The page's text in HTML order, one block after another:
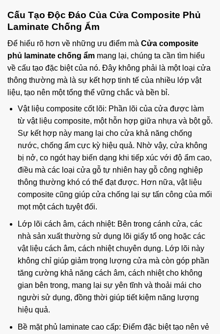
Cấu Tạo Độc Đáo Của Cửa Composite Phủ
Laminate Chống Ẩm
Để hiểu rõ hơn về những ưu điểm mà Cửa composite
phủ laminate chống ẩm mang lại, chúng ta cần tìm hiểu
về cấu tạo đặc biệt của nó. Đây không phải là một loại cửa
thông thường mà là sự kết hợp tinh tế của nhiều lớp vật
liệu, tạo nên một tổng thể vững chắc và bền bỉ.
Vật liệu composite cốt lõi: Phần lõi của cửa được làm
từ vật liệu composite, một hỗn hợp giữa nhựa và bột gỗ.
Sự kết hợp này mang lại cho cửa khả năng chống
nước, chống ẩm cực kỳ hiệu quả. Nhờ vậy, cửa không
bị nở, co ngót hay biến dạng khi tiếp xúc với độ ẩm cao,
điều mà các loại cửa gỗ tự nhiên hay gỗ công nghiệp
thông thường khó có thể đạt được. Hơn nữa, vật liệu
composite cũng giúp cửa chống lại sự tấn công của mối
mọt một cách tuyệt đối.
Lớp lõi cách âm, cách nhiệt: Bên trong cánh cửa, các
nhà sản xuất thường sử dụng lõi giấy tổ ong hoặc các
vật liệu cách âm, cách nhiệt chuyên dụng. Lớp lõi này
không chỉ giúp giảm trọng lượng cửa mà còn góp phần
tăng cường khả năng cách âm, cách nhiệt cho không
gian bên trong, mang lại sự yên tĩnh và thoải mái cho
người sử dụng, đồng thời giúp tiết kiệm năng lượng
hiệu quả.
Bề mặt phủ laminate cao cấp: Điểm đặc biệt tạo nên vẻ